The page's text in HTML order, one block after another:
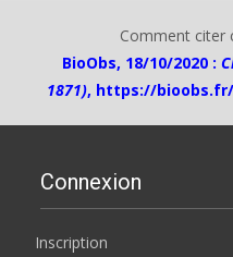
Comment citer
BioObs, 18/10/2020 :
1871), https://
Connexion
Inscription